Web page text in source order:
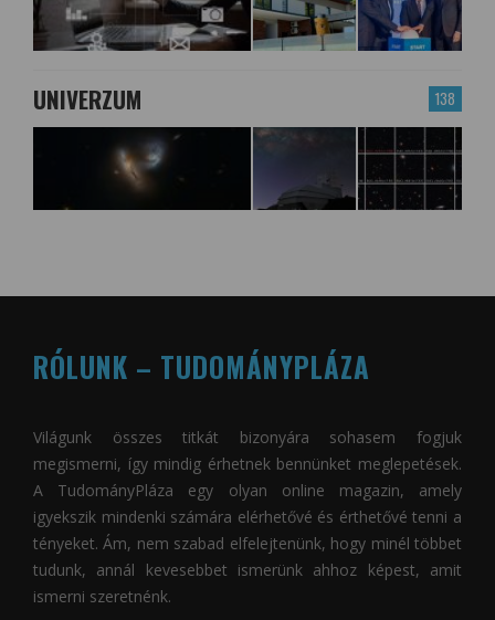
138
UNIVERZUM
RÓLUNK – TUDOMÁNYPLÁZA
Világunk összes titkát bizonyára sohasem fogjuk
megismerni, így mindig érhetnek bennünket meglepetések.
A TudományPláza egy olyan online magazin, amely
igyekszik mindenki számára elérhetővé és érthetővé tenni a
tényeket. Ám, nem szabad elfelejtenünk, hogy minél többet
tudunk, annál kevesebbet ismerünk ahhoz képest, amit
ismerni szeretnénk.